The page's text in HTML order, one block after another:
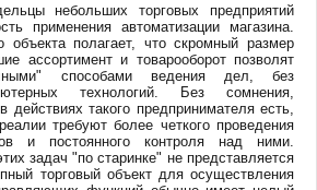
небольших торговых предприятий
применения автоматизации магазина.
объекта полагает, что скромный размер
ассортимент и товарооборот позволят
способами ведения дел, без
технологий. Без сомнения,
действиях такого предпринимателя есть,
требуют более четкого проведения
и постоянного контроля над ними.
задач "по старинке" не представляется
торговый объект для осуществления